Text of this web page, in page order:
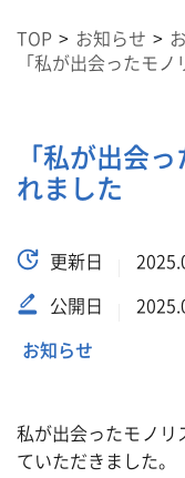
TOP お知らせ
「私が出会ったモ
「私が出会
れました
更新日
公開日
お知らせ
私が出会ったモノリ
ていただきました。